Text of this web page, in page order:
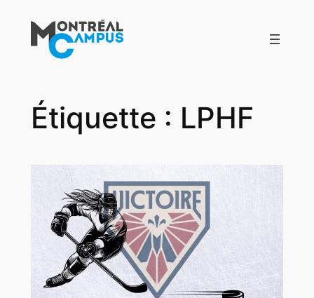
contenu
Étiquette : LPHF